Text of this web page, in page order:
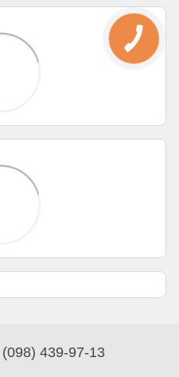
(098) 439-97-13